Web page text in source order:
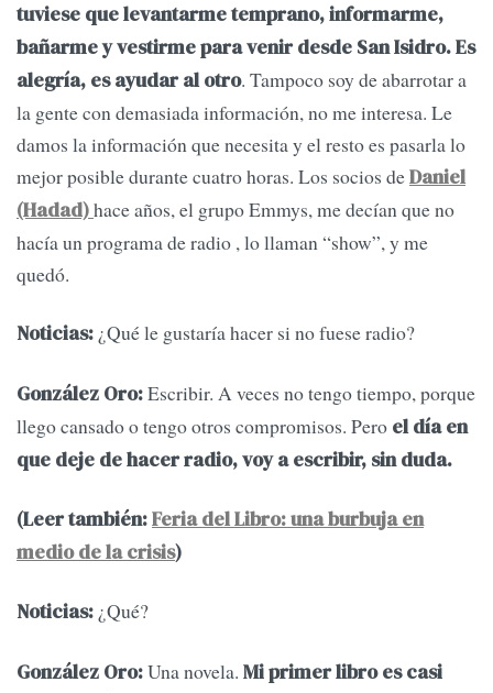
tuviese que levantarme temprano, informarme,
bañarme y vestirme para venir desde San Isidro. Es
alegría, es ayudar al otro. Tampoco soy de abarrotar a
la gente con demasiada información, no me interesa. Le
damos la información que necesita y el resto es pasarla lo
mejor posible durante cuatro horas. Los socios deDaniel
(Hadad)hace años, el grupo Emmys, me decían que no
hacía un programa de radio , lo llaman “show”, y me
quedó.
Noticias: ¿Qué le gustaría hacer si no fuese radio?
González Oro:Escribir. A veces no tengo tiempo, porque
llego cansado o tengo otros compromisos. Pero el día en
que deje de hacer radio, voy a escribir, sin duda.
(Leer también:Feria del Libro: una burbuja en
medio de la crisis)
Noticias: ¿Qué?
González Oro:Una novela. Mi primer libro es casi